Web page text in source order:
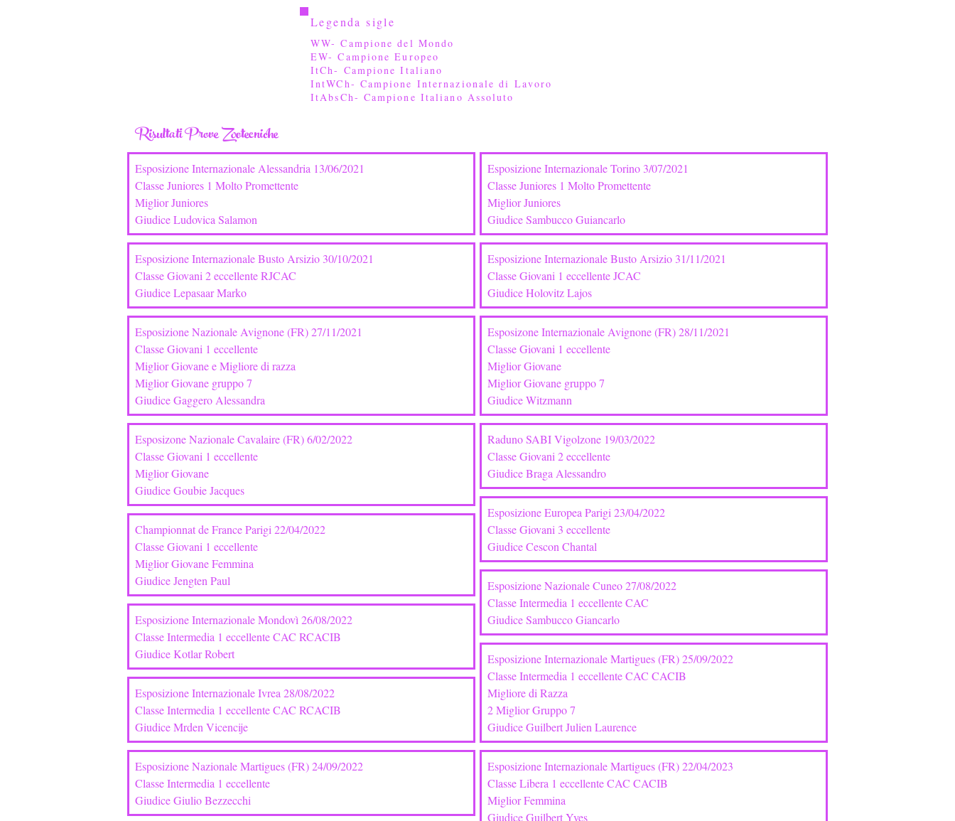
Legenda sigle
WW- Campione del Mondo
EW- Campione Europeo
ItCh- Campione Italiano
IntWCh- Campione Internazionale di Lavoro
ItAbsCh- Campione Italiano Assoluto
Risultati Prove Zootecniche
Esposizione Internazionale Alessandria 13/06/2021
Classe Juniores 1 Molto Promettente
Miglior Juniores
Giudice Ludovica Salamon
Esposizione Internazionale Busto Arsizio 30/10/2021
Classe Giovani 2 eccellente RJCAC
Giudice Lepasaar Marko
Esposizione Nazionale Avignone (FR) 27/11/2021
Classe Giovani 1 eccellente
Miglior Giovane e Migliore di razza
Miglior Giovane gruppo 7
Giudice Gaggero Alessandra
Esposizone Nazionale Cavalaire (FR) 6/02/2022
Classe Giovani 1 eccellente
Miglior Giovane
Giudice Goubie Jacques
Championnat de France Parigi 22/04/2022
Classe Giovani 1 eccellente
Miglior Giovane Femmina
Giudice Jengten Paul
Esposizione Internazionale Mondovì 26/08/2022
Classe Intermedia 1 eccellente CAC RCACIB
Giudice Kotlar Robert
Esposizione Internazionale Ivrea 28/08/2022
Classe Intermedia 1 eccellente CAC RCACIB
Giudice Mrden Vicencije
Esposizione Nazionale Martigues (FR) 24/09/2022
Classe Intermedia 1 eccellente
Giudice Giulio Bezzecchi
Esposizione Internazionale Torino 3/07/2021
Classe Juniores 1 Molto Promettente
Miglior Juniores
Giudice Sambucco Guiancarlo
Esposizione Internazionale Busto Arsizio 31/11/2021
Classe Giovani 1 eccellente JCAC
Giudice Holovitz Lajos
Esposizone Internazionale Avignone (FR) 28/11/2021
Classe Giovani 1 eccellente
Miglior Giovane
Miglior Giovane gruppo 7
Giudice Witzmann
Raduno SABI Vigolzone 19/03/2022
Classe Giovani 2 eccellente
Giudice Braga Alessandro
Esposizione Europea Parigi 23/04/2022
Classe Giovani 3 eccellente
Giudice Cescon Chantal
Esposizione Nazionale Cuneo 27/08/2022
Classe Intermedia 1 eccellente CAC
Giudice Sambucco Giancarlo
Esposizione Internazionale Martigues (FR) 25/09/2022
Classe Intermedia 1 eccellente CAC CACIB
Migliore di Razza
2 Miglior Gruppo 7
Giudice Guilbert Julien Laurence
Esposizione Internazionale Martigues (FR) 22/04/2023
Classe Libera 1 eccellente CAC CACIB
Miglior Femmina
Giudice Guilbert Yves